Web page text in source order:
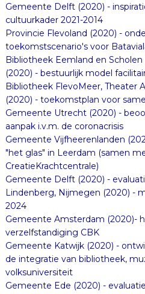
Gemeente Delft (2020) -
cultuurkader 2021-2014
Provincie Flevoland (2020) -
toekomstscenario's voor
Bibliotheek Eemland en
(2020) - bestuurlijk model
Bibliotheek FlevoMeer, Theater
(2020) - toekomstplan voor
Gemeente Utrecht (2020) -
aanpak i.v.m. de coronacrisis
Gemeente Vijfheerenlanden
"het glas" in Leerdam (samen
CreatieKrachtcentrale)
Gemeente Delft (2020) -
Lindenberg, Nijmegen (2020) -
2024
Gemeente Amsterdam (2020)-
verzelfstandiging CBK
Gemeente Katwijk (2020) -
de integratie van bibliotheek,
volksuniversiteit
Gemeente Ede (2020) -